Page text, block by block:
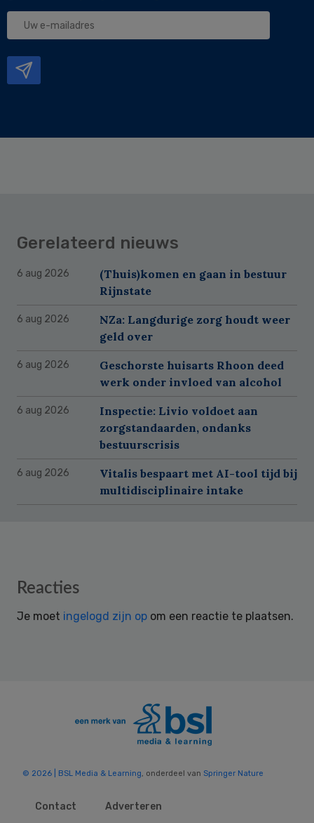
Uw
Gerelateerd nieuws
6 aug 2026
(Thuis)komen en gaan in bestuur
Rijnstate
6 aug 2026
NZa: Langdurige zorg houdt weer
geld over
6 aug 2026
Geschorste huisarts Rhoon deed
werk onder invloed van alcohol
6 aug 2026
Inspectie: Livio voldoet aan
zorgstandaarden, ondanks
bestuurscrisis
6 aug 2026
Vitalis bespaart met AI-tool tijd bij
multidisciplinaire intake
Reader
Reacties
Je moet ingelogd zijn op om een reactie te plaatsen.
© 2026 | BSL Media & Learning , onderdeel van Springer Nature
Contact Adverteren